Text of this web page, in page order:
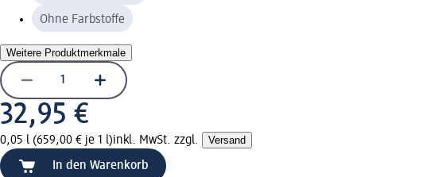
Ohne Farbstoffe
Weitere Produktmerkmale
32,95 €
0,05 l (659,00 € je 1 l)inkl. MwSt. zzgl. Versand
In den Warenkorb